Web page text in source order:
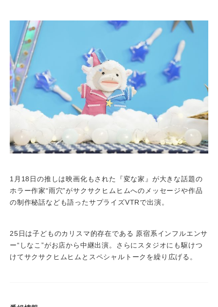
1月18日の推しは映画化もされた『変な家』が大きな話題の
ホラー作家“雨穴”がサクサクヒムヒムへのメッセージや作品
の制作秘話なども語ったサプライズVTRで出演。
25日は子どものカリスマ的存在である 原宿系インフルエンサ
ー“しなこ”がお店から中継出演。さらにスタジオにも駆けつ
けてサクサクヒムヒムとスペシャルトークを繰り広げる。